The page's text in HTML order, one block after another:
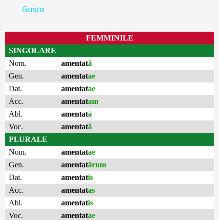
Gusto
FEMMINILE
SINGOLARE
Nom.
amentată
Gen.
amentatae
Dat.
amentatae
Acc.
amentatam
Abl.
amentatā
Voc.
amentată
PLURALE
Nom.
amentatae
Gen.
amentatārum
Dat.
amentatis
Acc.
amentatas
Abl.
amentatis
Voc.
amentatae